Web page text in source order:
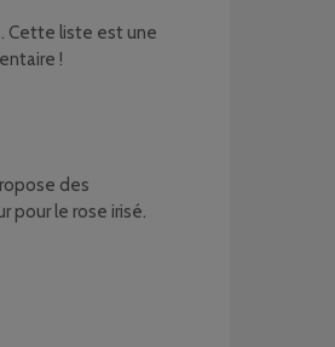
Cette liste est une
!
des
pour le rose irisé.